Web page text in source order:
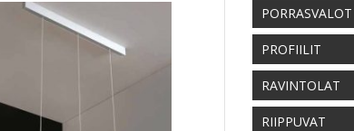
PORRASVALOT
PROFIILIT
RAVINTOLAT
RIIPPUVAT